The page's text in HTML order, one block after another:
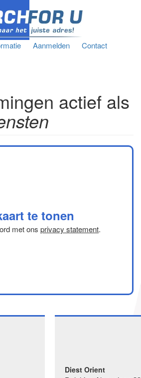
Aanmelden Contact
actief als
te tonen
met ons privacy statement.
Diest Orient